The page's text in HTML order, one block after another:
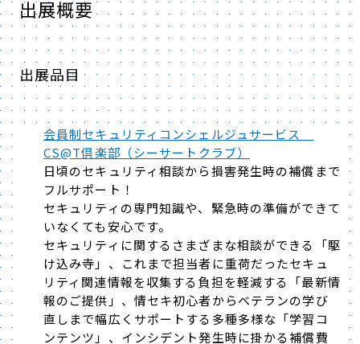
出展概要
出展品目
会員制セキュリティコンシェルジュサービス
CS@T倶楽部（シーサートクラブ）
日頃のセキュリティ相談から損害発生時の補償まで
フルサポート！
セキュリティの専門知識や、緊急時の準備ができて
いなくても安心です。
セキュリティに関するさまざまな相談ができる「駆
け込み寺」、これまで担当者に重荷だったセキュ
リティ関連情報を収集する負担を軽減する「最新情
報のご提供」、情セキ初心者からベテランの学び
直しまで幅広くサポートする多種多様な「学習コ
ンテンツ」、インシデント発生時に掛かる補償費